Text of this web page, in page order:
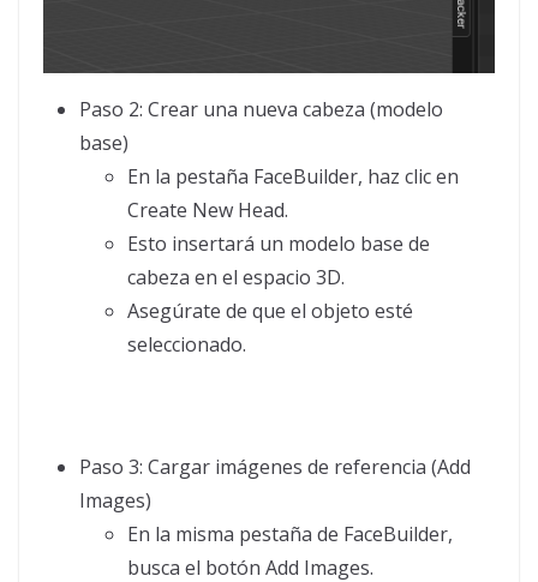
Paso 2: Crear una nueva cabeza (modelo
base)
En la pestaña FaceBuilder, haz clic en
Create New Head.
Esto insertará un modelo base de
cabeza en el espacio 3D.
Asegúrate de que el objeto esté
seleccionado.
Paso 3: Cargar imágenes de referencia (Add
Images)
En la misma pestaña de FaceBuilder,
busca el botón Add Images.